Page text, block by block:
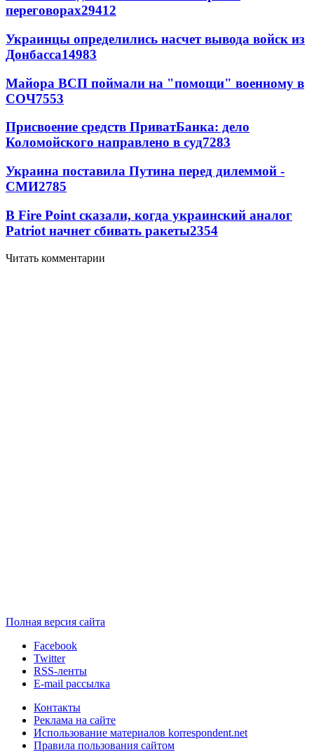
переговорах29412
Украинцы определились насчет вывода войск из
Донбасса14983
Майора ВСП поймали на "помощи" военному в
СОЧ7553
Присвоение средств ПриватБанка: дело
Коломойского направлено в суд7283
Украина поставила Путина перед дилеммой -
СМИ2785
В Fire Point сказали, когда украинский аналог
Patriot начнет сбивать ракеты2354
Читать комментарии
Полная версия сайта
Facebook
Twitter
RSS-ленты
E-mail рассылка
Контакты
Реклама на сайте
Использование материалов korrespondent.net
Правила пользования сайтом